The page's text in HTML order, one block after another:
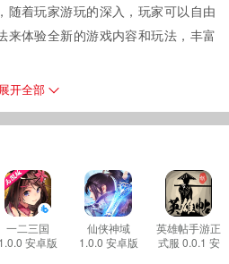
随着玩家游玩的深入，玩家可以自由
来体验全新的游戏内容和玩法，丰富
可以破坏的道具和物品来获得更多的
悬挂巨大钢球杂项各类建筑物，玩家
的造成更大范围的破坏；
务就可获取到大量奖励，玩家还能摧
玩有趣。
展开全部
一二三国
1.0.0 安卓版
仙侠神域
1.0.0 安卓版
英雄帖手游正
式服 0.0.1 安